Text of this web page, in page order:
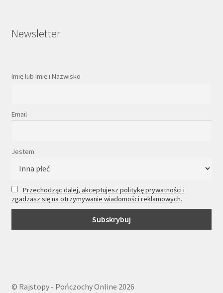
Newsletter
Imię lub Imię i Nazwisko
Email
Jestem
Przechodząc dalej, akceptujesz politykę prywatności i
zgadzasz się na otrzymywanie wiadomości reklamowych.
© Rajstopy - Pończochy Online 2026